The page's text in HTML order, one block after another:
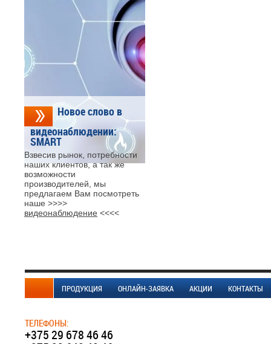
Новое слово в
видеонаблюдении:
SMART
Взвесив рынок, потребности
наших клиентов, а так же
возможности
производителей, мы
предлагаем Вам посмотреть
наше >>>>
видеонаблюдение <<<<
ПРОДУКЦИЯ ОНЛАЙН-ЗАЯВКА АКЦИИ КОНТАКТЫ
ТЕЛЕФОНЫ:
+375 29 678 46 46